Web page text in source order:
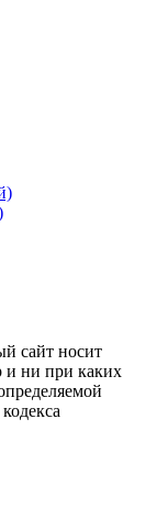
сайт носит
и ни при каких